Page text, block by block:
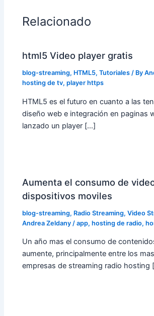
Relacionado
html5 Video player gratis
blog-streaming, HTML5,Tutoriales / By
hosting de tv,player https
HTML5 es el futuro en cuanto a las
diseño web e integración en paginas
lanzado un player […]
Aumenta el consumo de
dispositivos moviles
blog-streaming, Radio Streaming,Video
Andrea Zeldany /app,hosting de radio,
Un año mas el consumo de
aumente, principalmente entre los
empresas de streaming radio hosting